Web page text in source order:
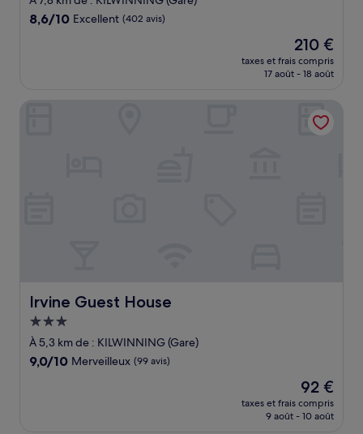
8.6
8,6/10 Excellent (402 avis)
Le
nouveau
prix
de
210 €
210 €
taxes et frais compris
17 août - 18 août
Irvine Guest House
Irvine Guest House
Hébergement
3.0 étoiles
À 5,3 km de : KILWINNING (Gare)
9.0
9,0/10 Merveilleux (99 avis)
Le
nouveau
prix
92 €
taxes et frais compris
9 août - 10 août